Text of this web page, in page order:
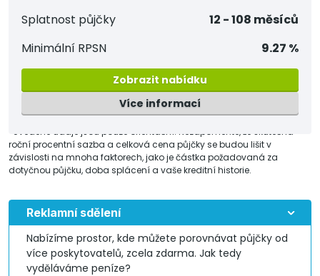
Splatnost půjčky
12 - 108 měsíců
Minimální RPSN
9.27 %
Zobrazit nabídku
Více informací
*Uvedené údaje jsou pouze orientační. Nezapomeňte, že skutečná
roční procentní sazba a celková cena půjčky se budou lišit v
závislosti na mnoha faktorech, jako je částka požadovaná za
dotyčnou půjčku, doba splácení a vaše kreditní historie.
Reklamní sdělení
Nabízíme prostor, kde můžete porovnávat půjčky od
více poskytovatelů, zcela zdarma. Jak tedy
vyděláváme peníze?